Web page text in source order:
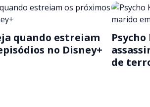
quando estreiam
no Disney+
de